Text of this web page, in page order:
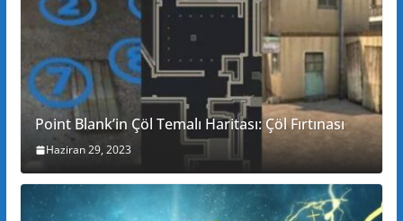
Point Blank’in Çöl Temalı Haritası: Çöl Fırtınası
Haziran 29, 2023